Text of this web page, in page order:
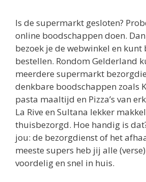
Is de supermarkt gesloten?
online boodschappen doen.
bezoek je de webwinkel en kunt
bestellen. Rondom Gelderland
meerdere supermarkt
denkbare boodschappen zoals
pasta maaltijd en Pizza’s van
La Rive en Sultana lekker
thuisbezorgd. Hoe handig is
jou: de bezorgdienst of het
meeste supers heb jij alle
voordelig en snel in huis.